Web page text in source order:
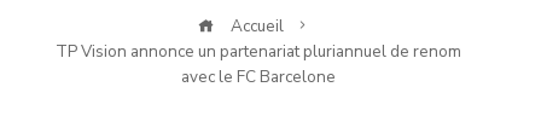
Accueil
TP Vision annonce un partenariat pluriannuel de renom
avec le FC Barcelone